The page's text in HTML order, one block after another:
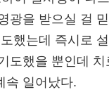
광을 받으실 걸
했는데 즉시로
도했을 뿐인데 치
속 일어났다.